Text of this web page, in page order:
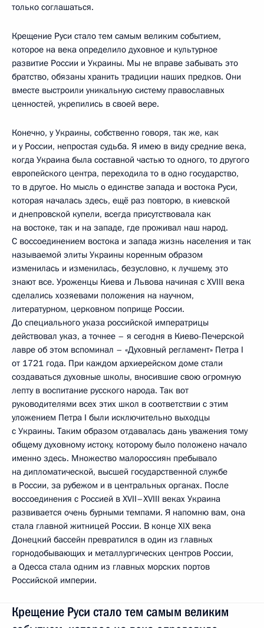
только соглашаться.
Крещение Руси стало тем самым великим событием,
которое на века определило духовное и культурное
развитие России и Украины. Мы не вправе забывать это
братство, обязаны хранить традиции наших предков. Они
вместе выстроили уникальную систему православных
ценностей, укрепились в своей вере.
Конечно, у Украины, собственно говоря, так же, как
и у России, непростая судьба. Я имею в виду средние века,
когда Украина была составной частью то одного, то другого
европейского центра, переходила то в одно государство,
то в другое. Но мысль о единстве запада и востока Руси,
которая началась здесь, ещё раз повторю, в киевской
и днепровской купели, всегда присутствовала как
на востоке, так и на западе, где проживал наш народ.
С воссоединением востока и запада жизнь населения и так
называемой элиты Украины коренным образом
изменилась и изменилась, безусловно, к лучшему, это
знают все. Уроженцы Киева и Львова начиная с XVIII века
сделались хозяевами положения на научном,
литературном, церковном поприще России.
До специального указа российской императрицы
действовал указ, а точнее – я сегодня в Киево-Печерской
лавре об этом вспоминал – «Духовный регламент» Петра I
от 1721 года. При каждом архиерейском доме стали
создаваться духовные школы, вносившие свою огромную
лепту в воспитание русского народа. Так вот
руководителями всех этих школ в соответствии с этим
уложением Петра I были исключительно выходцы
с Украины. Таким образом отдавалась дань уважения тому
общему духовному истоку, которому было положено начало
именно здесь. Множество малороссиян пребывало
на дипломатической, высшей государственной службе
в России, за рубежом и в центральных органах. После
воссоединения с Россией в XVII–XVIII веках Украина
развивается очень бурными темпами. Я напомню вам, она
стала главной житницей России. В конце XIX века
Донецкий бассейн превратился в один из главных
горнодобывающих и металлургических центров России,
а Одесса стала одним из главных морских портов
Российской империи.
Крещение Руси стало тем самым великим